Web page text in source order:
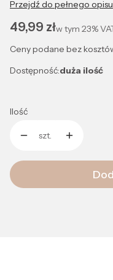
Przejdź do pełnego opisu
Cena
49,99 złw tym 23%
Ceny podane bez
Dostępność:duża ilość
Ilość
szt.